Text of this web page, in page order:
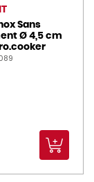
Sans
Ø 4,5 cm